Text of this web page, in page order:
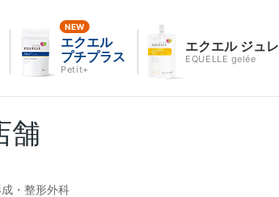
エクエル
プチプラス
Petit+
エクエル ジュレ
EQUELLE gelée
舗
・整形外科